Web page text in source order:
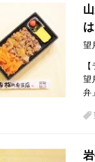
望
望
弁